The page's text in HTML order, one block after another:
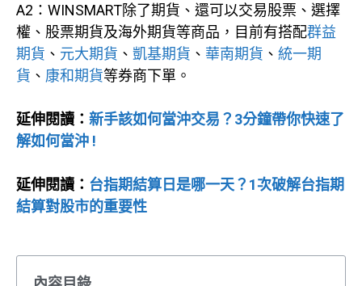
A2：WINSMART除了期貨、還可以交易股票、選擇
權、股票期貨及海外期貨等商品，目前有搭配群益
期貨 、 元大期貨 、 凱基期貨 、 華南期貨 、 統一期
貨 、 康和期貨等券商下單。
延伸閱讀： 新手該如何當沖交易？3分鐘帶你快速了
解如何當沖 !
延伸閱讀： 台指期結算日是哪一天？1次破解台指期
結算對股市的重要性